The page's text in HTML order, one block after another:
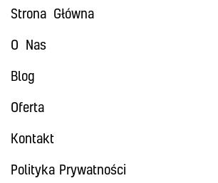
Strona Główna
O Nas
Blog
Oferta
Kontakt
Polityka Prywatności